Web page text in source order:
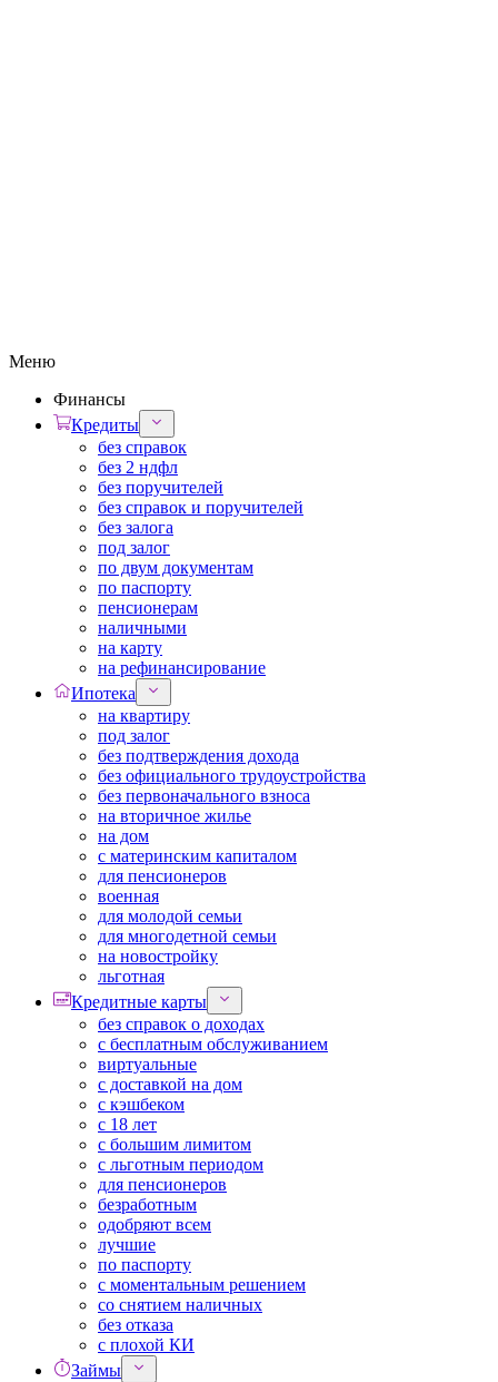
Меню
Финансы
Кредиты
без справок
без 2 ндфл
без поручителей
без справок и поручителей
без залога
под залог
по двум документам
по паспорту
пенсионерам
наличными
на карту
на рефинансирование
Ипотека
на квартиру
под залог
без подтверждения дохода
без официального трудоустройства
без первоначального взноса
на вторичное жилье
на дом
с материнским капиталом
для пенсионеров
военная
для молодой семьи
для многодетной семьи
на новостройку
льготная
Кредитные карты
без справок о доходах
с бесплатным обслуживанием
виртуальные
с доставкой на дом
с кэшбеком
с 18 лет
с большим лимитом
с льготным периодом
для пенсионеров
безработным
одобряют всем
лучшие
по паспорту
с моментальным решением
со снятием наличных
без отказа
с плохой КИ
Займы